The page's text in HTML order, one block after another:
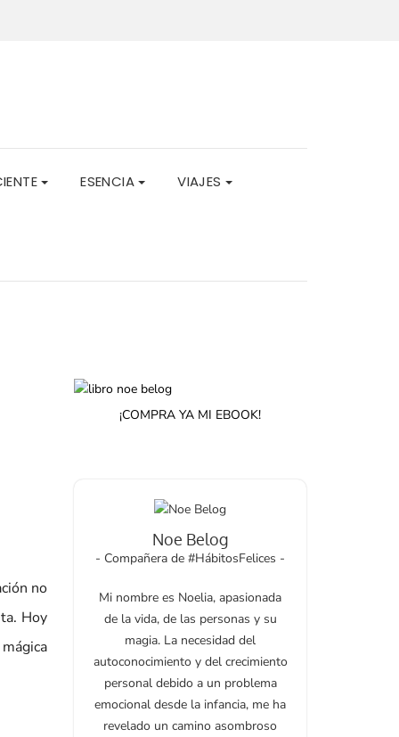
ESENCIA VIAJES
no
Hoy
¡COMPRA YA MI EBOOK!
Noe Belog
- Compañera de #HábitosFelices -
Mi nombre es Noelia, apasionada
de la vida, de las personas y su
magia. La necesidad del
autoconocimiento y del crecimiento
personal debido a un problema
emocional desde la infancia, me ha
revelado un camino asombroso